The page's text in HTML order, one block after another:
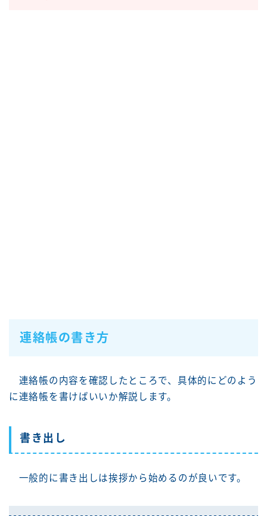
連絡帳の書き方
連絡帳の内容を確認したところで、具体的にどのよう
に連絡帳を書けばいいか解説します。
書き出し
一般的に書き出しは挨拶から始めるのが良いです。